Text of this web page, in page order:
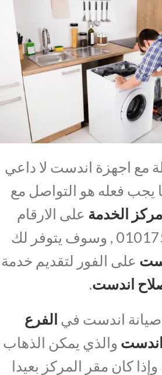
مع اجهزة اندست لا داعي
يجب فعله هو التواصل مع
الخدمة على الارقام
على الفور لتقديم خدمة
اندست.
صيانة اندست في الفرع
اندست والذي يمكن الذهاب
كان مقر المركز بعيدا